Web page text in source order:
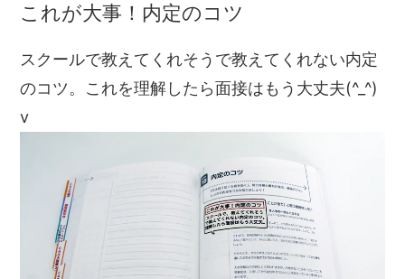
これが大事！内定のコツ
スクールで教えてくれそうで教えてくれない内定
のコツ。これを理解したら面接はもう大丈夫(^_^)
v